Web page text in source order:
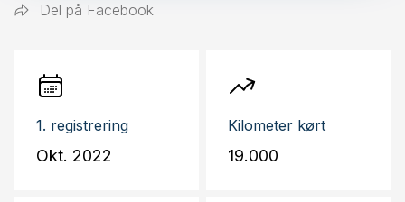
Del på Facebook
1. registrering
Okt. 2022
Kilometer kørt
19.000